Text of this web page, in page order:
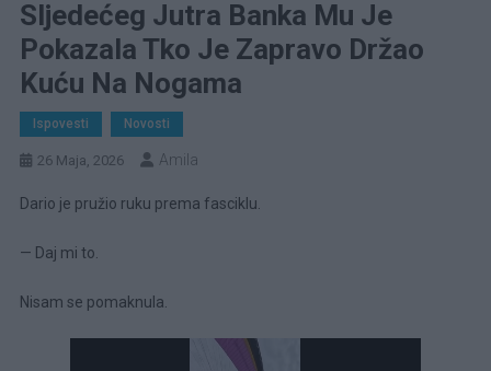
Sljedećeg Jutra Banka Mu Je
Pokazala Tko Je Zapravo Držao
Kuću Na Nogama
Ispovesti Novosti
26 Maja, 2026 Amila
Dario je pružio ruku prema fasciklu.
— Daj mi to.
Nisam se pomaknula.